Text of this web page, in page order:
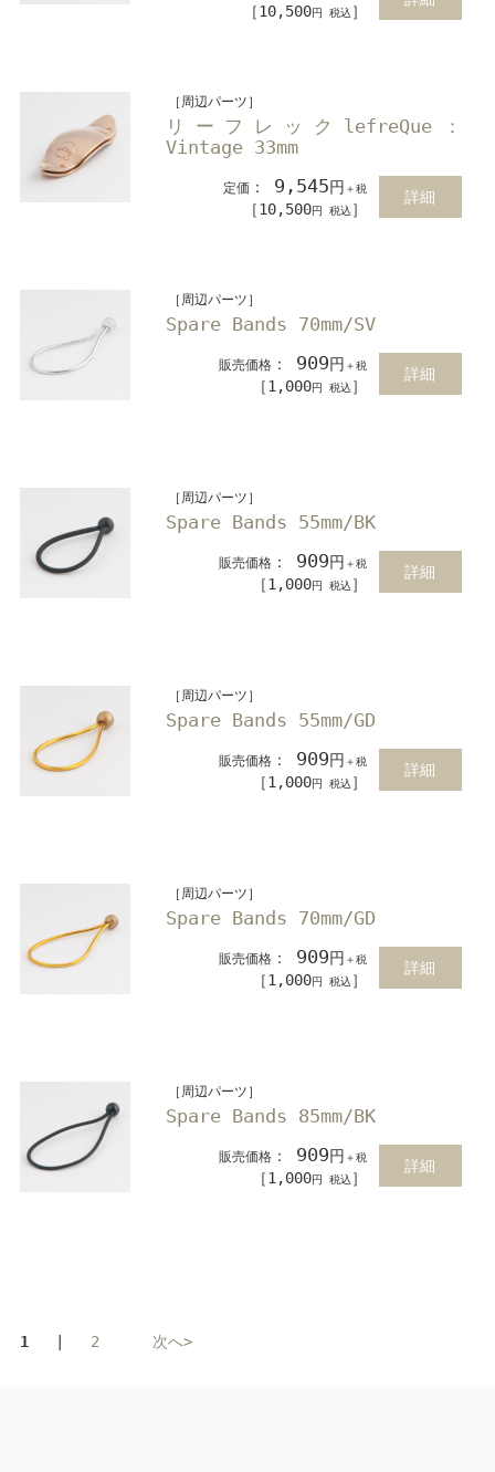
［10,500円 税込 ］
［周辺パーツ］
リーフレックlefreQue：
Vintage 33mm
定価 ： 9,545円 ＋税
［10,500円 税込 ］
詳細
［周辺パーツ］
Spare Bands 70mm/SV
販売価格 ： 909円 ＋税
［1,000円 税込 ］
詳細
［周辺パーツ］
Spare Bands 55mm/BK
販売価格 ： 909円 ＋税
［1,000円 税込 ］
詳細
［周辺パーツ］
Spare Bands 55mm/GD
販売価格 ： 909円 ＋税
［1,000円 税込 ］
詳細
［周辺パーツ］
Spare Bands 70mm/GD
販売価格 ： 909円 ＋税
［1,000円 税込 ］
詳細
［周辺パーツ］
Spare Bands 85mm/BK
販売価格 ： 909円 ＋税
［1,000円 税込 ］
詳細
1 2 次へ>